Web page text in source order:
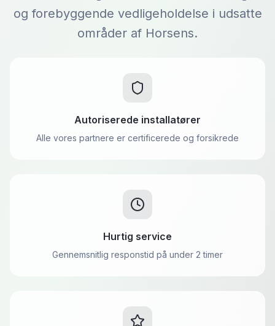
og forebyggende vedligeholdelse i udsatte
områder af Horsens.
Autoriserede installatører
Alle vores partnere er certificerede og forsikrede
Hurtig service
Gennemsnitlig responstid på under 2 timer